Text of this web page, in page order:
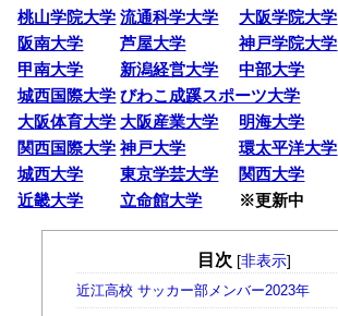
桃山学院大学 流通科学大学
大阪学院大学
阪南大学
芦屋大学
神戸学院大学
甲南大学
新潟経営大学
中部大学
城西国際大学 びわこ成蹊スポーツ大学
大阪体育大学 大阪産業大学
明海大学
関西国際大学 神戸大学
環太平洋大学
城西大学
東京学芸大学
関西大学
近畿大学
立命館大学 ※更新中
目次 [非表示]
近江高校 サッカー部メンバー2023年